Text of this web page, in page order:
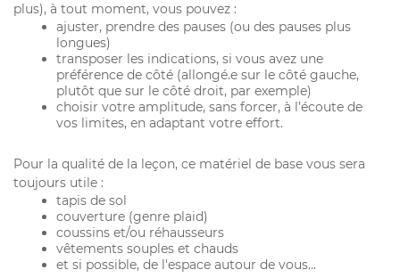
plus), à tout moment, vous pouvez :
ajuster, prendre des pauses (ou des pauses plus
longues)
transposer les indications, si vous avez une
préférence de côté (allongé.e sur le côté gauche,
plutôt que sur le côté droit, par exemple)
choisir votre amplitude, sans forcer, à l’écoute de
vos limites, en adaptant votre effort.
Pour la qualité de la leçon, ce matériel de base vous sera
toujours utile :
tapis de sol
couverture (genre plaid)
coussins et/ou réhausseurs
vêtements souples et chauds
et si possible, de l'espace autour de vous...